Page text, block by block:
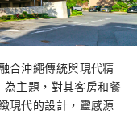
合沖繩傳統與現代精
主題，對其客房和餐
現代的設計，靈感源